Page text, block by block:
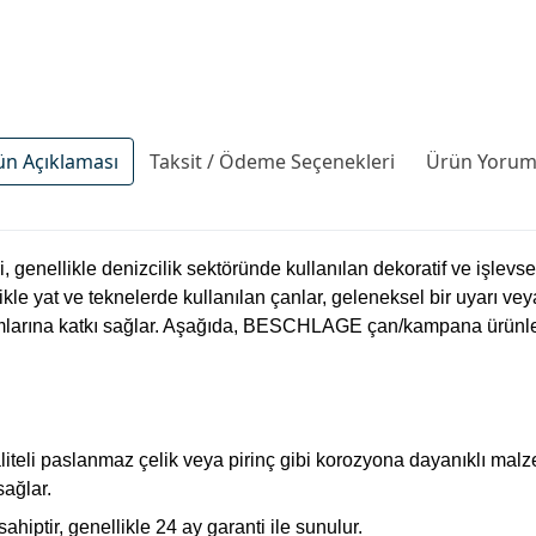
Açıklaması Taksit / Ödeme Seçenekleri Ürün
denizcilik sektöründe kullanılan dekoratif ve
yat ve teknelerde kullanılan çanlar, geleneksel bir uyarı
katkı sağlar. Aşağıda, BESCHLAGE çan/kampana
paslanmaz çelik veya pirinç gibi korozyona dayanıklı
genellikle 24 ay garanti ile sunulur.